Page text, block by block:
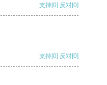
支持[0] 反对[0]
支持[0] 反对[0]